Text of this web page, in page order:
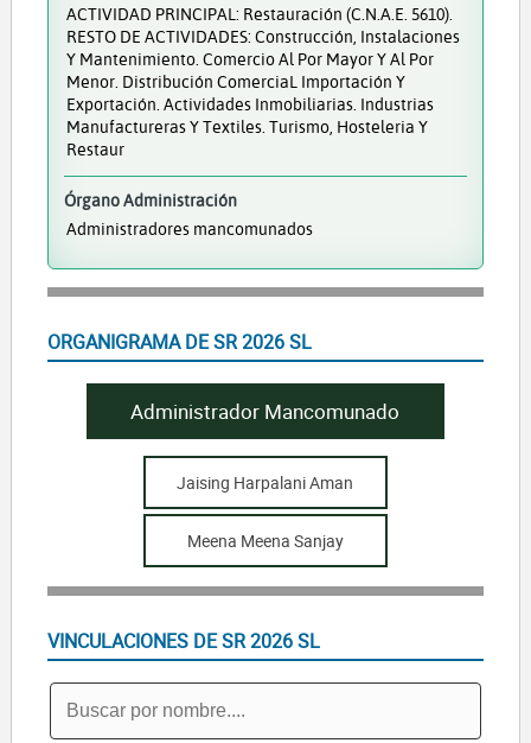
ACTIVIDAD PRINCIPAL: Restauración (C.N.A.E. 5610).
RESTO DE ACTIVIDADES: Construcción, Instalaciones
Y Mantenimiento. Comercio Al Por Mayor Y Al Por
Menor. Distribución ComerciaL Importación Y
Exportación. Actividades Inmobiliarias. Industrias
Manufactureras Y Textiles. Turismo, Hosteleria Y
Restaur
Órgano Administración
Administradores mancomunados
ORGANIGRAMA DE SR 2026 SL
Administrador Mancomunado
Jaising Harpalani Aman
Meena Meena Sanjay
VINCULACIONES DE SR 2026 SL